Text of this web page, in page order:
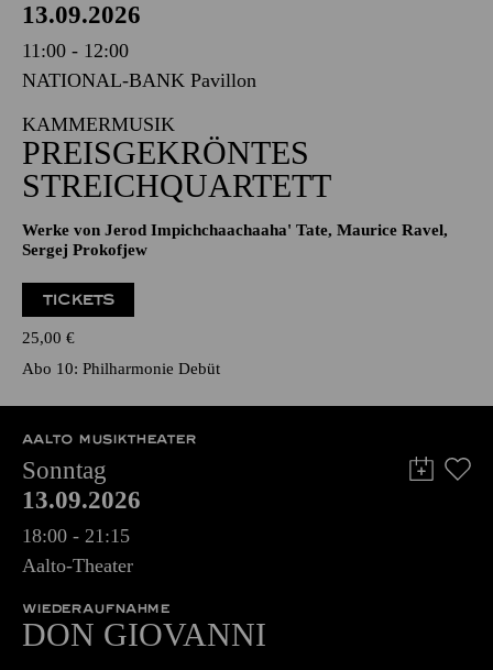
13.09.2026
11:00 - 12:00
NATIONAL-BANK Pavillon
KAMMERMUSIK
PREISGEKRÖNTES
STREICHQUARTETT
Werke von Jerod Impichchaachaaha' Tate, Maurice Ravel,
Sergej Prokofjew
TICKETS
25,00 €
Abo 10: Philharmonie Debüt
AALTO MUSIKTHEATER
Sonntag
13.09.2026
18:00 - 21:15
Aalto-Theater
WIEDERAUFNAHME
DON GIO­VANNI